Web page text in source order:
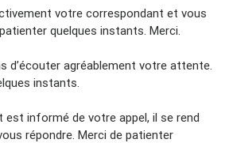
votre correspondant et vous
quelques instants. Merci.
d’écouter agréablement votre attente.
instants.
est informé de votre appel, il se rend
répondre. Merci de patienter